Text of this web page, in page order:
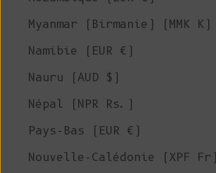
Myanmar (Birmanie) (MMK K)
Namibie (EUR €)
Nauru (AUD $)
Népal (NPR Rs.)
Pays-Bas (EUR €)
Nouvelle-Calédonie (XPF Fr)